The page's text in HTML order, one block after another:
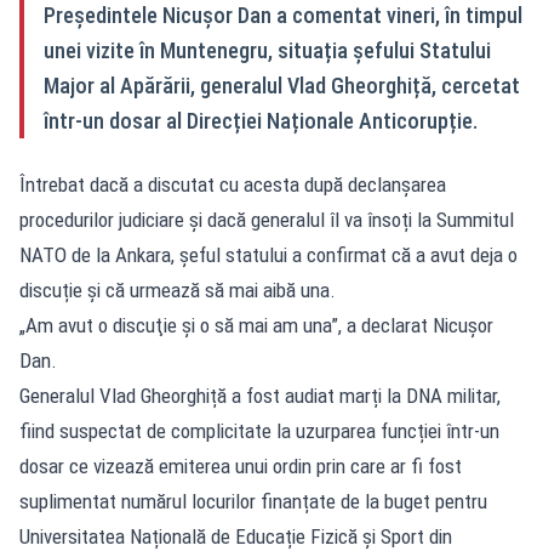
Președintele Nicușor Dan a comentat vineri, în timpul
unei vizite în Muntenegru, situația șefului Statului
Major al Apărării, generalul Vlad Gheorghiță, cercetat
într-un dosar al Direcției Naționale Anticorupție.
Întrebat dacă a discutat cu acesta după declanșarea
procedurilor judiciare și dacă generalul îl va însoți la Summitul
NATO de la Ankara, șeful statului a confirmat că a avut deja o
discuție și că urmează să mai aibă una.
„Am avut o discuţie şi o să mai am una”, a declarat Nicușor
Dan.
Generalul Vlad Gheorghiță a fost audiat marți la DNA militar,
fiind suspectat de complicitate la uzurparea funcției într-un
dosar ce vizează emiterea unui ordin prin care ar fi fost
suplimentat numărul locurilor finanțate de la buget pentru
Universitatea Națională de Educație Fizică și Sport din